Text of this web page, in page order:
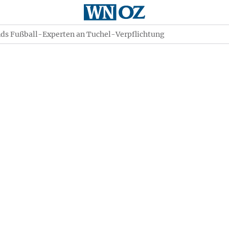
Fußball-Experten an Tuchel-Verpflichtung